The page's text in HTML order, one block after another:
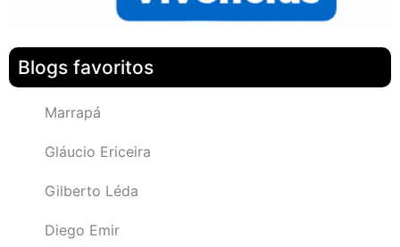
Blogs favoritos
Marrapá
Gláucio Ericeira
Gilberto Léda
Diego Emir